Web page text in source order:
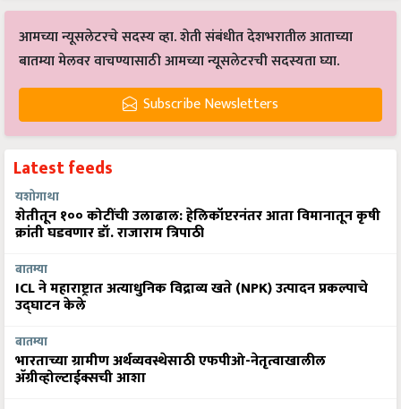
आमच्या न्यूसलेटरचे सदस्य व्हा. शेती संबंधीत देशभरातील आताच्या
बातम्या मेलवर वाचण्यासाठी आमच्या न्यूसलेटरची सदस्यता घ्या.
Subscribe Newsletters
Latest feeds
यशोगाथा
शेतीतून १०० कोटींची उलाढाल: हेलिकॉप्टरनंतर आता विमानातून कृषी
क्रांती घडवणार डॉ. राजाराम त्रिपाठी
बातम्या
ICL ने महाराष्ट्रात अत्याधुनिक विद्राव्य खते (NPK) उत्पादन प्रकल्पाचे
उद्घाटन केले
बातम्या
भारताच्या ग्रामीण अर्थव्यवस्थेसाठी एफपीओ-नेतृत्वाखालील
अ‍ॅग्रीव्होल्टाईक्सची आशा